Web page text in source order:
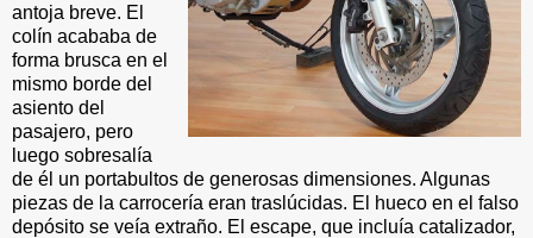
antoja breve. El
colín acababa de
forma brusca en el
mismo borde del
asiento del
pasajero, pero
luego sobresalía
de él un portabultos de generosas dimensiones. Algunas
piezas de la carrocería eran traslúcidas. El hueco en el falso
depósito se veía extraño. El escape, que incluía catalizador,